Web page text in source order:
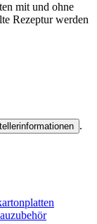
mit und ohne
Rezeptur werden
.